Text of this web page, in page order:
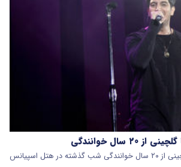
سال خوانندگی
کنسرت فرزاد فرزین با گلچینی از ۲۰ سال خوانندگی شب گذشته در هتل اسپیانس